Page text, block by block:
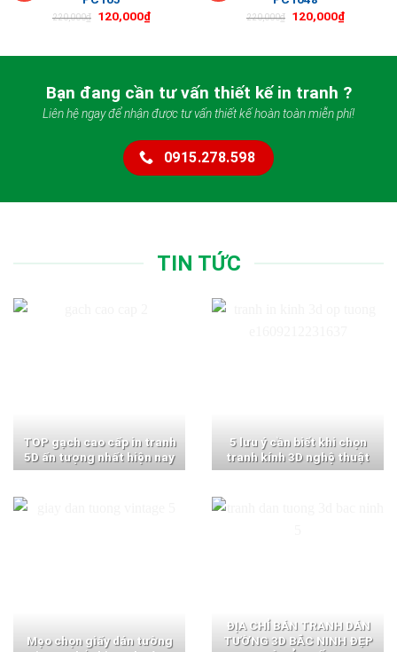
220,000₫ 120,000₫ 220,000₫ 120,000₫
Bạn đang cần tư vấn thiết kế in tranh ?
Liên hệ ngay để nhận được tư vấn thiết kế hoàn toàn miễn phí!
0915.278.598
TIN TỨC
TOP gạch cao cấp in tranh
5D ấn tượng nhất hiện nay
5 lưu ý cần biết khi chọn
tranh kính 3D nghệ thuật
Mẹo chọn giấy dán tường
ĐỊA CHỈ BÁN TRANH DÁN
TƯỜNG 3D BẮC NINH ĐẸP